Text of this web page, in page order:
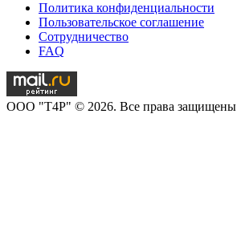
Политика конфиденциальности
Пользовательское соглашение
Сотрудничество
FAQ
OOO "T4P" © 2026. Все права защищены